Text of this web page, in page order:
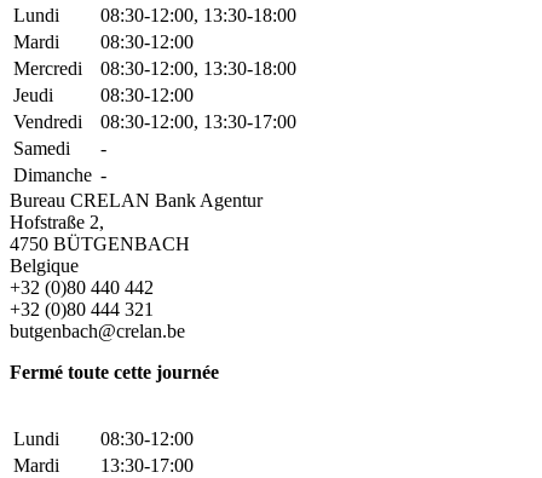
Lundi
08:30-12:00, 13:30-18:00
Mardi
08:30-12:00
Mercredi
08:30-12:00, 13:30-18:00
Jeudi
08:30-12:00
Vendredi
08:30-12:00, 13:30-17:00
Samedi
-
Dimanche -
Bureau CRELAN Bank Agentur
Hofstraße 2,
4750 BÜTGENBACH
Belgique
+32 (0)80 440 442
+32 (0)80 444 321
butgenbach@crelan.be
Fermé toute cette journée
Lundi
08:30-12:00
Mardi
13:30-17:00